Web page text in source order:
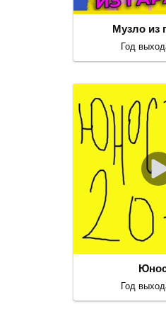
Музло из
Год
Год